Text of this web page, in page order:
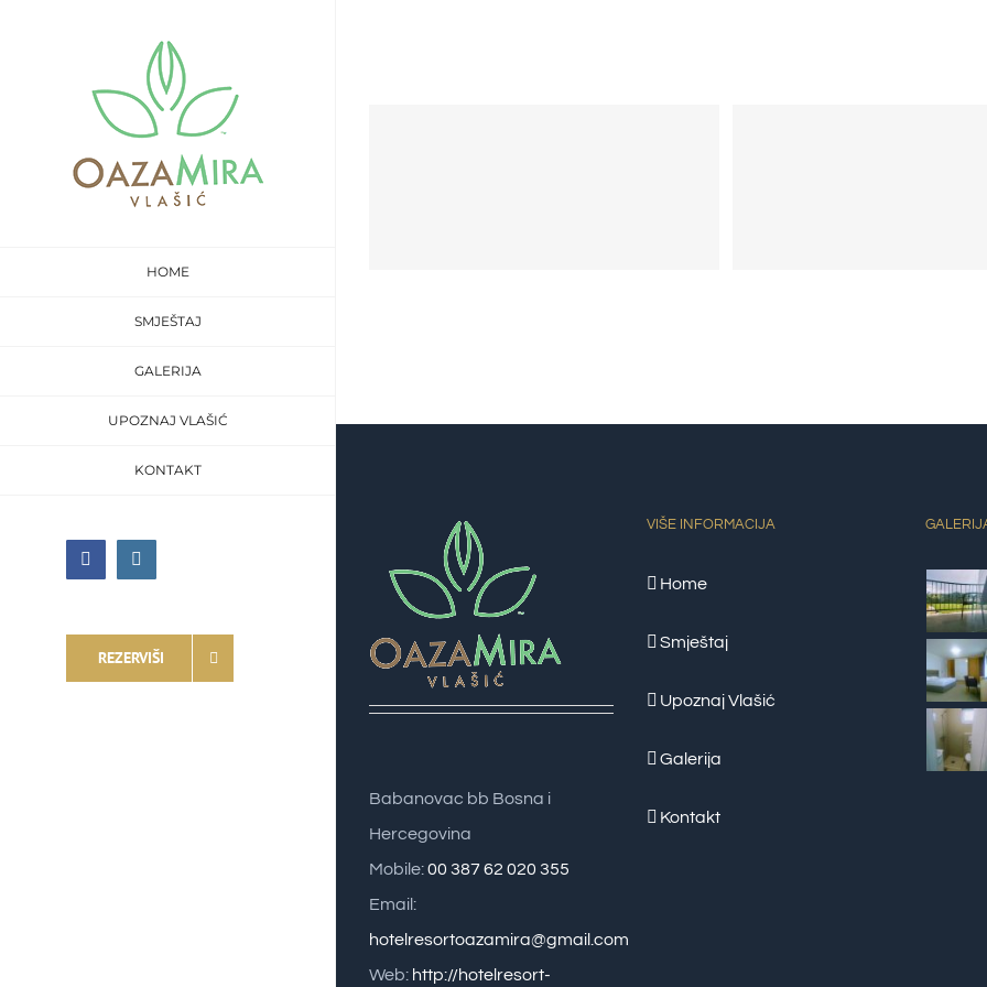
HOME
SMJEŠTAJ
GALERIJA
UPOZNAJ VLAŠIĆ
KONTAKT
Facebook
REZERVIŠI
Babanovac bb Bosna i
Hercegovina
Mobile:00 387 62 020 355
Email:
hotelresortoazamira@gmail.com
Web: http://hotelresort-
VIŠE INFORMACIJA
Home
Smještaj
Upoznaj Vlašić
Galerija
Kontakt